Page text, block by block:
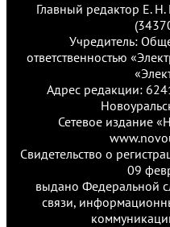
Главный редактор Е.
Учредитель:
ответственностью
Адрес редакции:
Сетевое издание
Свидетельство о
09
выдано Федеральной
связи,